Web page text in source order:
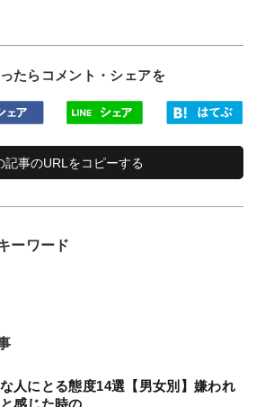
たらコメント・シェアを
事のURLをコピーする
ーワード
人にとる態度14選【男女別】嫌われ